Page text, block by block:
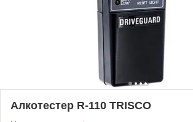
Алкотестер R-110 TRISCO